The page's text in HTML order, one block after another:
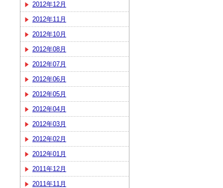
2012年12月
2012年11月
2012年10月
2012年08月
2012年07月
2012年06月
2012年05月
2012年04月
2012年03月
2012年02月
2012年01月
2011年12月
2011年11月